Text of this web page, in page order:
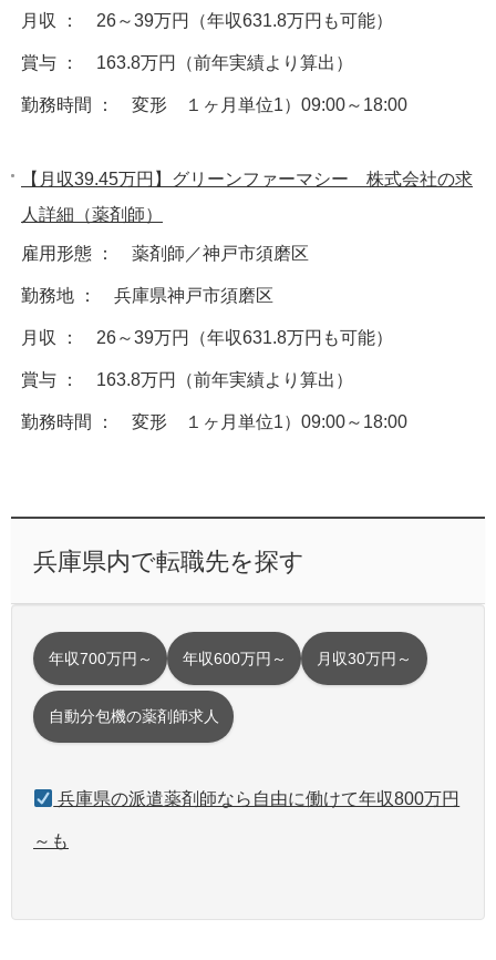
月収 ： 26～39万円（年収631.8万円も可能）
賞与 ： 163.8万円（前年実績より算出）
勤務時間 ： 変形 １ヶ月単位1）09:00～18:00
【月収39.45万円】グリーンファーマシー 株式会社の求
人詳細（薬剤師）
雇用形態 ： 薬剤師／神戸市須磨区
勤務地 ： 兵庫県神戸市須磨区
月収 ： 26～39万円（年収631.8万円も可能）
賞与 ： 163.8万円（前年実績より算出）
勤務時間 ： 変形 １ヶ月単位1）09:00～18:00
兵庫県内で転職先を探す
年収700万円～ 年収600万円～ 月収30万円～
自動分包機の薬剤師求人
兵庫県の派遣薬剤師なら自由に働けて年収800万円
～も